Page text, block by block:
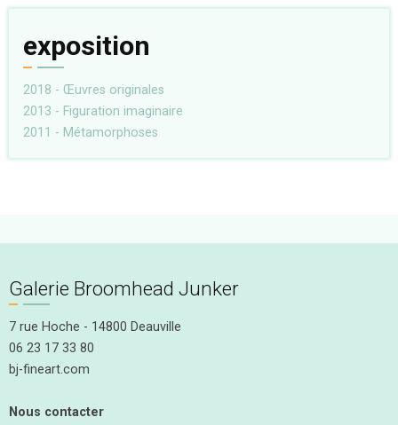
exposition
2018 - Œuvres originales
2013 - Figuration imaginaire
2011 - Métamorphoses
Galerie Broomhead Junker
7 rue Hoche - 14800 Deauville
06 23 17 33 80
bj-fineart.com
Nous contacter